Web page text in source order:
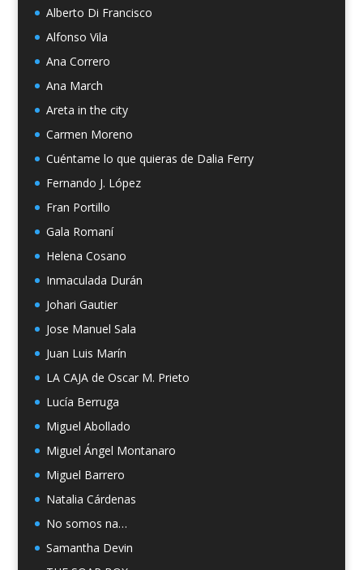
Alberto Di Francisco
Alfonso Vila
Ana Correro
Ana March
Areta in the city
Carmen Moreno
Cuéntame lo que quieras de Dalia Ferry
Fernando J. López
Fran Portillo
Gala Romaní
Helena Cosano
Inmaculada Durán
Johari Gautier
Jose Manuel Sala
Juan Luis Marín
LA CAJA de Oscar M. Prieto
Lucía Berruga
Miguel Abollado
Miguel Ángel Montanaro
Miguel Barrero
Natalia Cárdenas
No somos na…
Samantha Devin